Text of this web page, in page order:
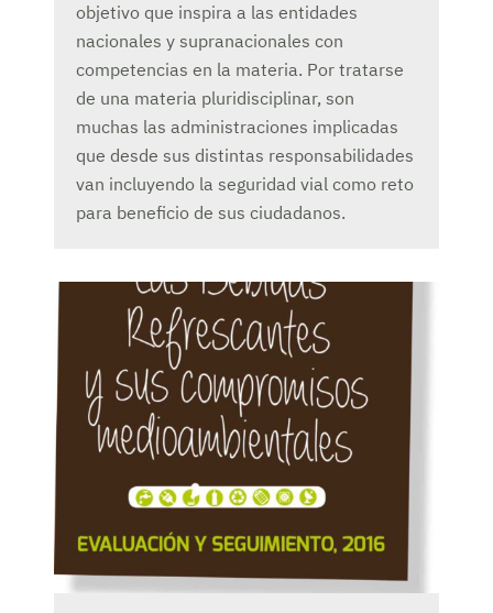
objetivo que inspira a las entidades
nacionales y supranacionales con
competencias en la materia. Por tratarse
de una materia pluridisciplinar, son
muchas las administraciones implicadas
que desde sus distintas responsabilidades
van incluyendo la seguridad vial como reto
para beneficio de sus ciudadanos.